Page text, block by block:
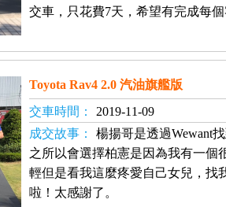
交車，只花費7天，希望有完成每
Toyota Rav4 2.0 汽油旗艦版
交車時間：
2019-11-09
成交故事：
楊揚哥是透過Wewant
之所以會選擇柏憲是因為我有一個
輕但是看我這麼疼愛自己女兒，找
啦！太感謝了。